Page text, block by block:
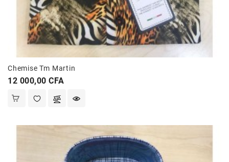
Chemise Tm Martin
Prix
12 000,00 CFA